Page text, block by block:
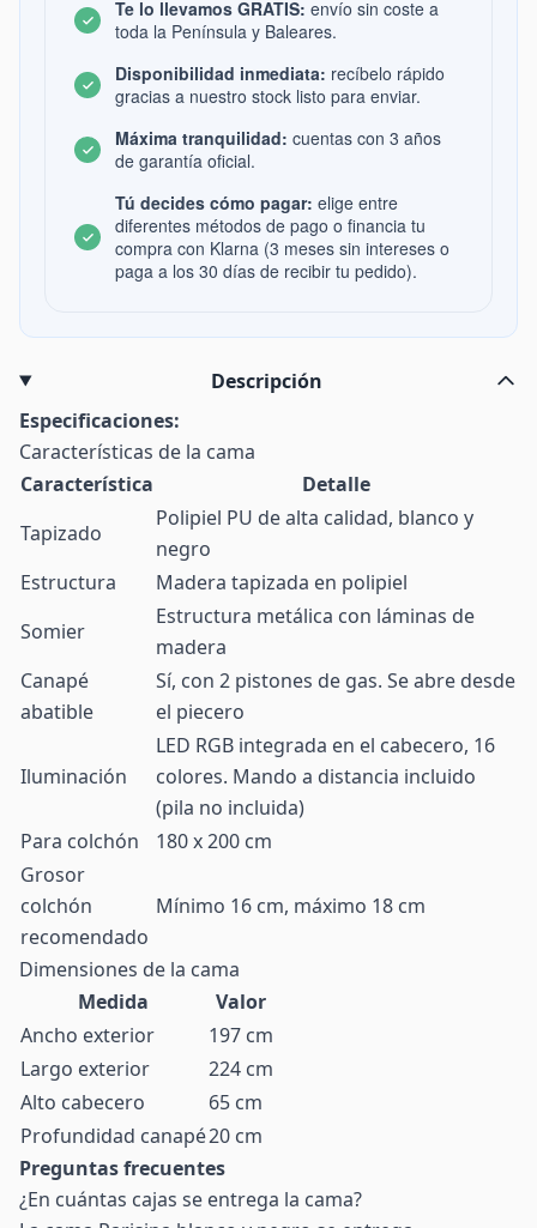
Te lo llevamos GRATIS: envío sin coste a
toda la Península y Baleares.
Disponibilidad inmediata: recíbelo rápido
gracias a nuestro stock listo para enviar.
Máxima tranquilidad: cuentas con 3 años
de garantía oficial.
Tú decides cómo pagar: elige entre
diferentes métodos de pago o financia tu
compra con Klarna (3 meses sin intereses o
paga a los 30 días de recibir tu pedido).
Descripción
Especificaciones:
Características de la cama
Característica
Detalle
Tapizado
Polipiel PU de alta calidad, blanco y
negro
Estructura
Madera tapizada en polipiel
Somier
Estructura metálica con láminas de
madera
Canapé
abatible
Sí, con 2 pistones de gas. Se abre desde
el piecero
Iluminación
LED RGB integrada en el cabecero, 16
colores. Mando a distancia incluido
(pila no incluida)
Para colchón
180 x 200 cm
Grosor
colchón
recomendado
Mínimo 16 cm, máximo 18 cm
Dimensiones de la cama
Medida
Valor
Ancho exterior
197 cm
Largo exterior
224 cm
Alto cabecero
65 cm
Profundidad canapé20 cm
Preguntas frecuentes
¿En cuántas cajas se entrega la cama?